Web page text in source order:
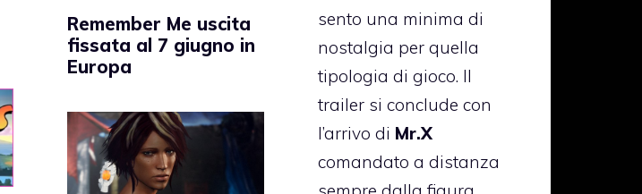
sento una minima di
nostalgia per quella
tipologia di gioco. Il
trailer si conclude con
l’arrivo di Mr.X
comandato a distanza
Remember Me uscita
fissata al 7 giugno in
Europa